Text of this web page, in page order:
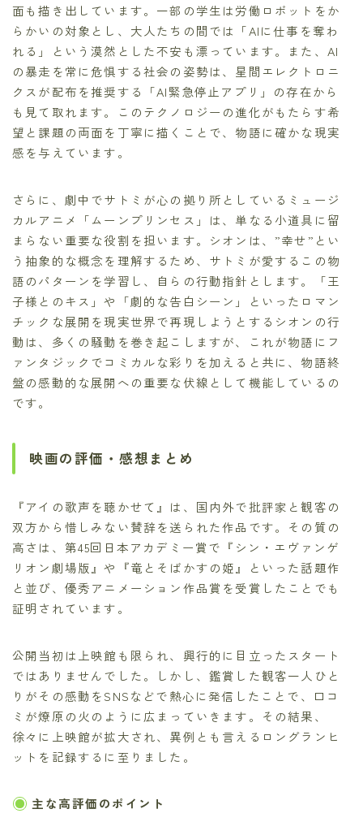
面も描き出しています。一部の学生は労働ロボットをか
らかいの対象とし、大人たちの間では「AIに仕事を奪わ
れる」という漠然とした不安も漂っています。また、AI
の暴走を常に危惧する社会の姿勢は、星間エレクトロニ
クスが配布を推奨する「AI緊急停止アプリ」の存在から
も見て取れます。このテクノロジーの進化がもたらす希
望と課題の両面を丁寧に描くことで、物語に確かな現実
感を与えています。
さらに、劇中でサトミが心の拠り所としているミュージ
カルアニメ「ムーンプリンセス」は、単なる小道具に留
まらない重要な役割を担います。シオンは、”幸せ”とい
う抽象的な概念を理解するため、サトミが愛するこの物
語のパターンを学習し、自らの行動指針とします。「王
子様とのキス」や「劇的な告白シーン」といったロマン
チックな展開を現実世界で再現しようとするシオンの行
動は、多くの騒動を巻き起こしますが、これが物語にフ
ァンタジックでコミカルな彩りを加えると共に、物語終
盤の感動的な展開への重要な伏線として機能しているの
です。
映画の評価・感想まとめ
『アイの歌声を聴かせて』は、国内外で批評家と観客の
双方から惜しみない賛辞を送られた作品です。その質の
高さは、第45回日本アカデミー賞で『シン・エヴァンゲ
リオン劇場版』や『竜とそばかすの姫』といった話題作
と並び、優秀アニメーション作品賞を受賞したことでも
証明されています。
公開当初は上映館も限られ、興行的に目立ったスタート
ではありませんでした。しかし、鑑賞した観客一人ひと
りがその感動をSNSなどで熱心に発信したことで、口コ
ミが燎原の火のように広まっていきます。その結果、
徐々に上映館が拡大され、異例とも言えるロングランヒ
ットを記録するに至りました。
主な高評価のポイント